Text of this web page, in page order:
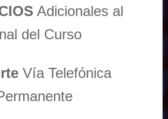
Adicionales al
del Curso
Vía Telefónica